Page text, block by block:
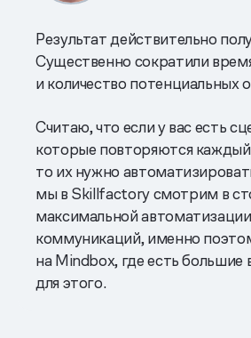
Результат действительно
Существенно сократили
и количество потенциальных
Считаю, что если у вас есть
которые повторяются
то их нужно
мы в Skillfactory смотрим в
максимальной автоматизации
коммуникаций, именно
на Mindbox, где есть
для этого.